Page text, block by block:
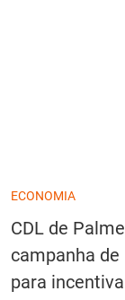
ECONOMIA
CDL de
campanha
para